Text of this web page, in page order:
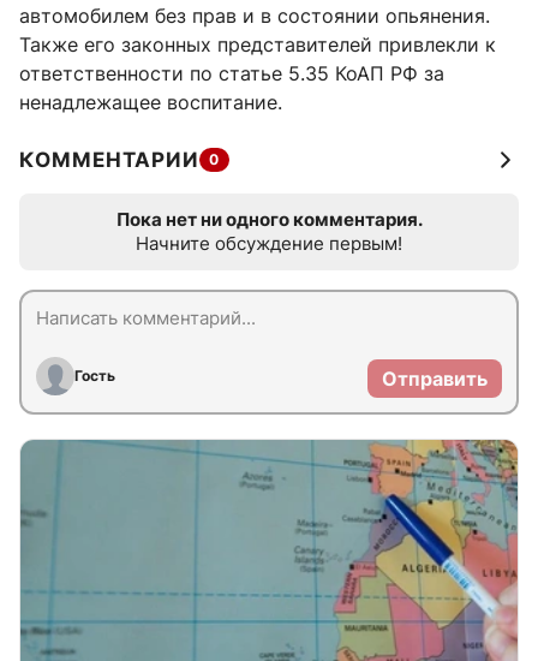
автомобилем без прав и в состоянии опьянения.
Также его законных представителей привлекли к
ответственности по статье 5.35 КоАП РФ за
ненадлежащее воспитание.
КОММЕНТАРИИ 0
Пока нет ни одного комментария.
Начните обсуждение первым!
Гость Отправить